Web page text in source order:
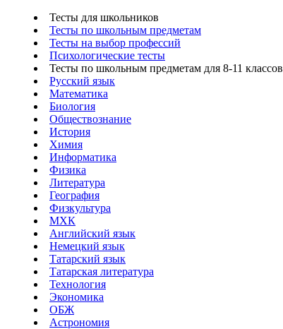
Тесты для школьников
Тесты по школьным предметам
Тесты на выбор профессий
Психологические тесты
Тесты по школьным предметам для 8-11 классов
Русский язык
Математика
Биология
Обществознание
История
Химия
Информатика
Физика
Литература
География
Физкультура
МХК
Английский язык
Немецкий язык
Татарский язык
Татарская литература
Технология
Экономика
ОБЖ
Астрономия